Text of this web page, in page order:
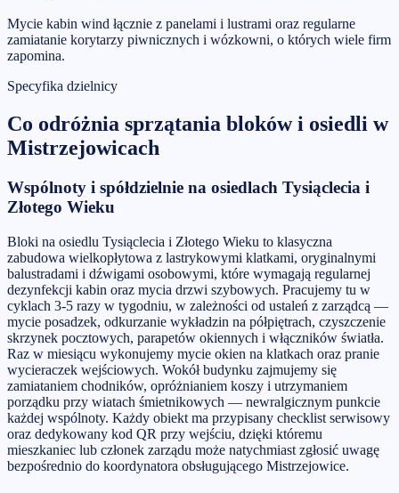
Mycie kabin wind łącznie z panelami i lustrami oraz regularne
zamiatanie korytarzy piwnicznych i wózkowni, o których wiele firm
zapomina.
Specyfika dzielnicy
Co odróżnia sprzątania bloków i osiedli w
Mistrzejowicach
Wspólnoty i spółdzielnie na osiedlach Tysiąclecia i
Złotego Wieku
Bloki na osiedlu Tysiąclecia i Złotego Wieku to klasyczna
zabudowa wielkopłytowa z lastrykowymi klatkami, oryginalnymi
balustradami i dźwigami osobowymi, które wymagają regularnej
dezynfekcji kabin oraz mycia drzwi szybowych. Pracujemy tu w
cyklach 3-5 razy w tygodniu, w zależności od ustaleń z zarządcą —
mycie posadzek, odkurzanie wykładzin na półpiętrach, czyszczenie
skrzynek pocztowych, parapetów okiennych i włączników światła.
Raz w miesiącu wykonujemy mycie okien na klatkach oraz pranie
wycieraczek wejściowych. Wokół budynku zajmujemy się
zamiataniem chodników, opróżnianiem koszy i utrzymaniem
porządku przy wiatach śmietnikowych — newralgicznym punkcie
każdej wspólnoty. Każdy obiekt ma przypisany checklist serwisowy
oraz dedykowany kod QR przy wejściu, dzięki któremu
mieszkaniec lub członek zarządu może natychmiast zgłosić uwagę
bezpośrednio do koordynatora obsługującego Mistrzejowice.